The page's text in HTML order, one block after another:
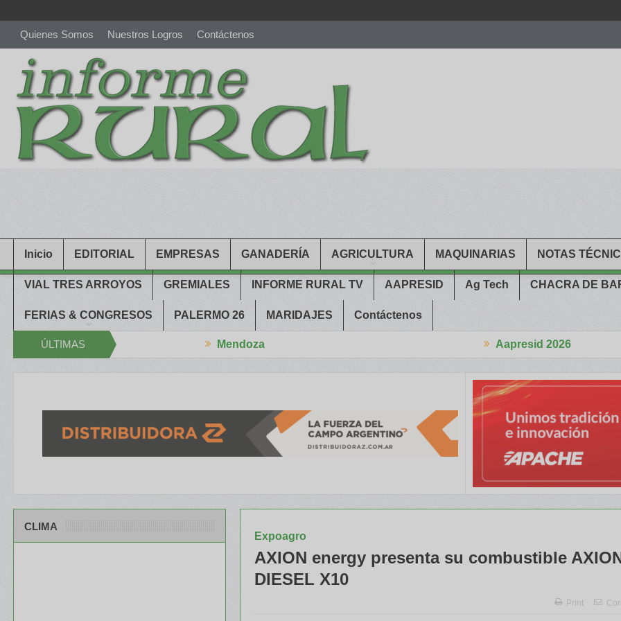
Quienes Somos Nuestros Logros Contáctenos
richardmillereplica is also available with delicate watches for women.patekphilippe.to
Inicio EDITORIAL EMPRESAS GANADERÍA AGRICULTURA MAQUINARIAS NOTAS
VIAL TRES ARROYOS GREMIALES INFORME RURAL TV AAPRESID Ag Tech CHACRA DE
FERIAS & CONGRESOS PALERMO 26 MARIDAJES Contáctenos
ÚLTIMAS Aapresid 2026
Expoagro
AXION energy presenta su combustible
DIESEL X10
Print
CLIMA